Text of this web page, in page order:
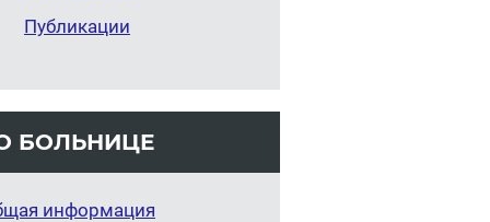
Публикации
БОЛЬНИЦЕ
информация